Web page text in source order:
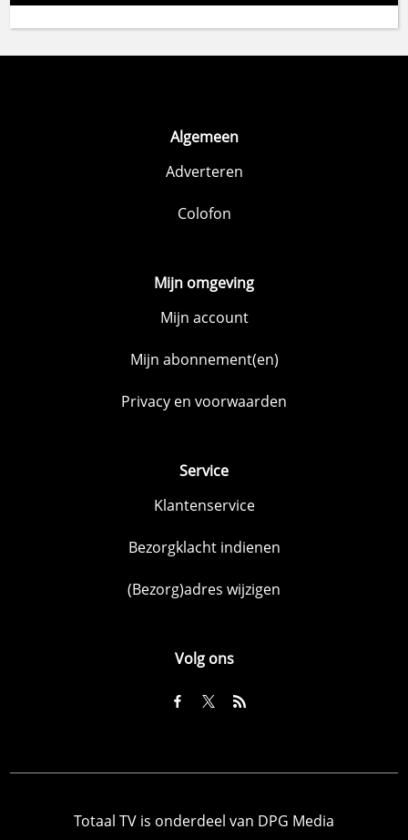
Algemeen
Adverteren
Colofon
Mijn omgeving
Mijn account
Mijn abonnement(en)
Privacy en voorwaarden
Service
Klantenservice
Bezorgklacht indienen
(Bezorg)adres wijzigen
Volg ons
Totaal TV is onderdeel van DPG Media